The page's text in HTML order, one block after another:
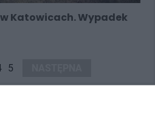
Katowicach. Wypadek
5